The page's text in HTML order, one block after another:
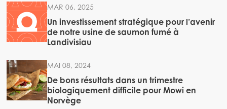
MAR 06, 2025
Un investissement stratégique pour l’avenir
de notre usine de saumon fumé à
Landivisiau
MAI 08, 2024
De bons résultats dans un trimestre
biologiquement difficile pour Mowi en
Norvège